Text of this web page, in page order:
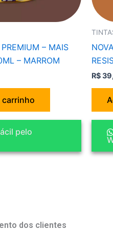
– MAIS
– MARROM
carrinho
pelo
R$
dos clientes